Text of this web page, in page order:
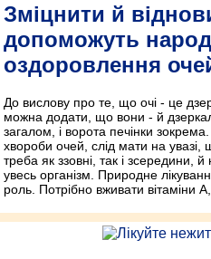
Зміцнити й
допоможуть
оздоровлення
До вислову про те, що очі - це
можна додати, що вони - й
загалом, і ворота печінки
хвороби очей, слід мати на увазі,
треба як ззовні, так і зсередини,
увесь організм. Природне
роль. Потрібно вживати вітаміни